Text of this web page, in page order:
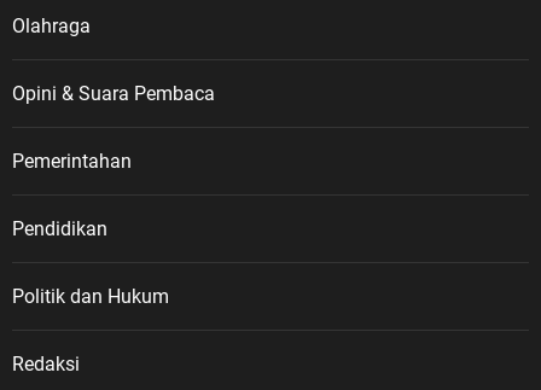
Olahraga
Opini & Suara Pembaca
Pemerintahan
Pendidikan
Politik dan Hukum
Redaksi